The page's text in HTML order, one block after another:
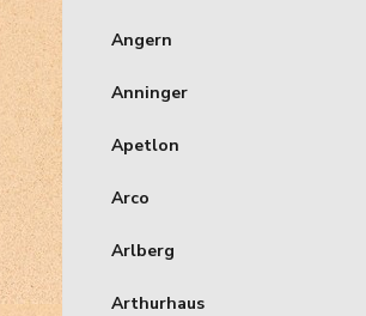
Angern
Anninger
Apetlon
Arco
Arlberg
Arthurhaus